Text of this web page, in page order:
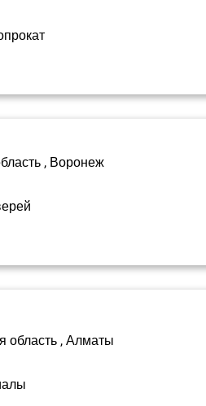
, Воронеж
область , Алматы